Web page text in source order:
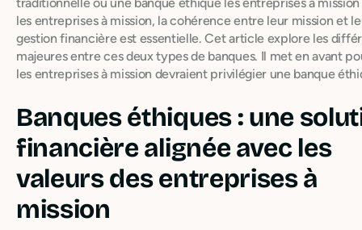
les entreprises à mission, la cohérence entre leur mission et
gestion financière est essentielle. Cet article explore les
majeures entre ces deux types de banques. Il met en avant
les entreprises à mission devraient privilégier une banque
Banques éthiques : une
financière alignée avec les
valeurs des entreprises à
mission